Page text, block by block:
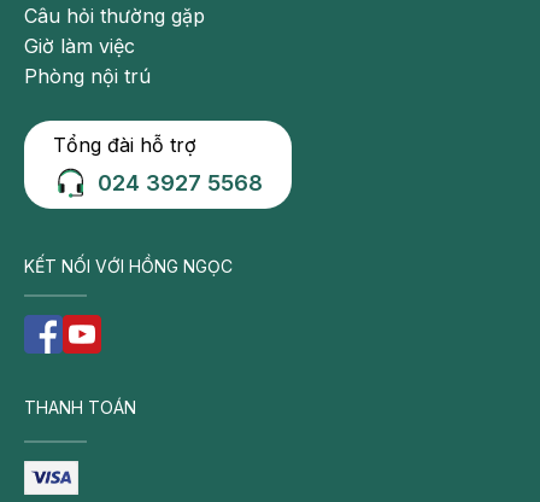
Câu hỏi thường gặp
Giờ làm việc
Phòng nội trú
Tổng đài hỗ trợ
024 3927 5568
KẾT NỐI VỚI HỒNG NGỌC
THANH TOÁN